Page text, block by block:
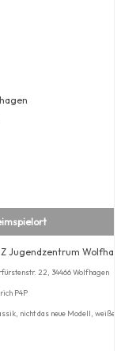
Jugendzentrum
22, 34466 Wolfhagen
P4P
nicht das neue Modell, weißer